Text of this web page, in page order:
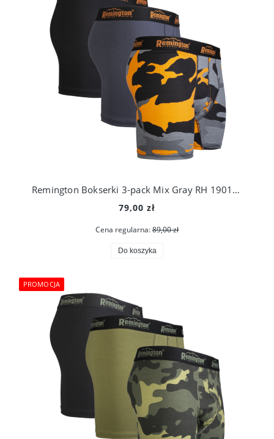
Remington Bokserki 3-pack Mix Gray RH 1901-013
79,00 zł
Cena regularna:89,00 zł
Do koszyka
PROMOCJA